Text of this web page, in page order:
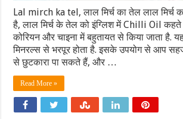
Lal mirch ka tel, लाल मिर्च का तेल लाल मिर्च
है, लाल मिर्च के तेल को इंग्लिश में Chilli Oil कहते
कोरियन और चाइना में बहुतायत से किया जाता
मिनरल्स से भरपूर होता है. इसके उपयोग से आप
से छुटकारा पा सकते हैं, और …
Read More »